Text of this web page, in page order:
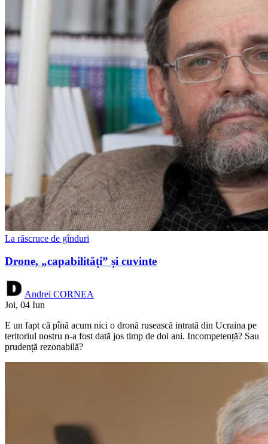
La răscruce de gînduri
Drone, „capabilități” și cuvinte
Andrei CORNEA
Joi, 04 Iun
E un fapt că pînă acum nici o dronă rusească intrată din Ucraina pe
teritoriul nostru n-a fost dată jos timp de doi ani. Incompetență? Sau
prudență rezonabilă?